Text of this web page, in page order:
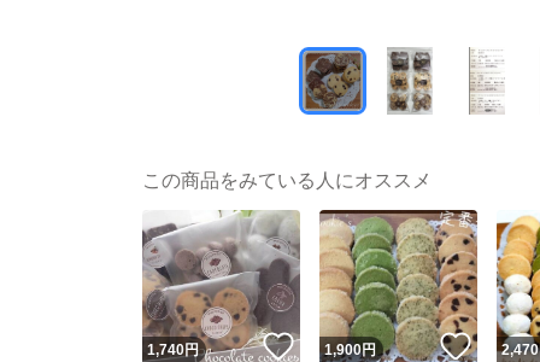
この商品をみている人にオススメ
1,740円 いいね！
1,900円 いいね
2,470